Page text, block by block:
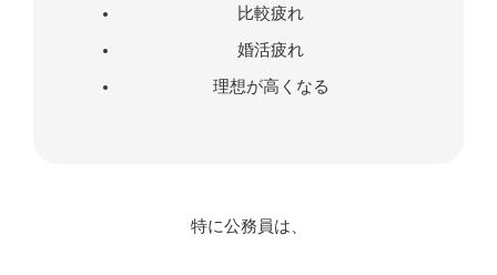
比較疲れ
婚活疲れ
理想が高くなる
特に公務員は、